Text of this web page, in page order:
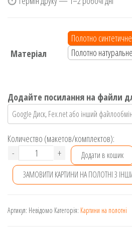
Матеріал
Полотно
Полотно
Додайте посилання на файли
Количество (макетов/комплектов):
-
Картина
на
полотні
см
+
Додати в кошик
ЗАМОВИТИ КАРТИНИ НА ПОЛОТНІ З
Артикул: Невідомо Категорія: Картини на полотні